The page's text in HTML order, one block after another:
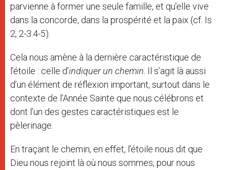
parvienne à former une seule famille, et qu’elle vive
dans la concorde, dans la prospérité et la paix (cf. Is
2, 2-3.4-5).
Cela nous amène à la dernière caractéristique de
l’étoile : celle d’indiquer un chemin . Il s’agit là aussi
d’un élément de réflexion important, surtout dans le
contexte de l’Année Sainte que nous célébrons et
dont l’un des gestes caractéristiques est le
pèlerinage.
En traçant le chemin, en effet, l’étoile nous dit que
Dieu nous rejoint là où nous sommes, pour nous